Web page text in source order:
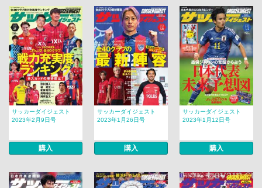
サッカーダイジェスト
2023年2月9日号
購入
サッカーダイジェスト
2023年1月26日号
購入
サッカーダイジェスト
2023年1月12日号
購入